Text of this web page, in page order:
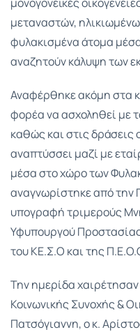
μεταναστών,
φυλακισμένα άτομα
αναζητούν κάλυψη των
Αναφέρθηκε ακόμη στα
φορέα να ασχοληθεί με
καθώς και στις δράσεις
αναπτύσσει μαζί με
μέσα στο χώρο των
αναγνωρίστηκε από την
υπογραφή τριμερούς
Υφυπουργού
του ΚΕ.Σ.Ο και της
Την ημερίδα
Κοινωνικής Συνοχής &
Πατσόγιαννη, ο κ.